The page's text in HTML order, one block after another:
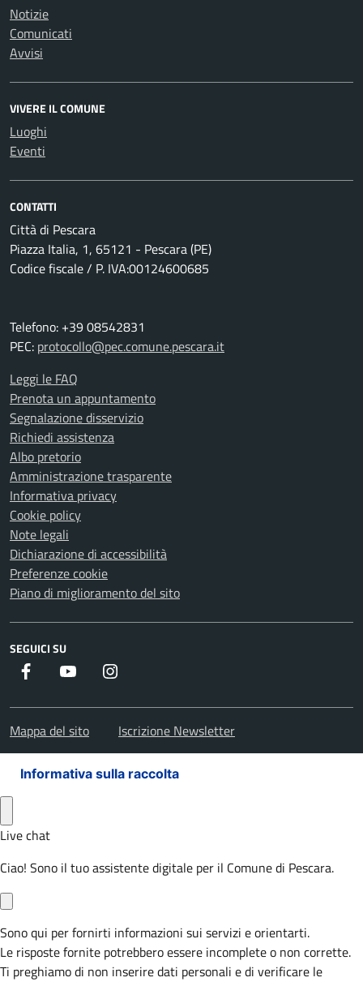
Notizie
Comunicati
Avvisi
VIVERE IL COMUNE
Luoghi
Eventi
CONTATTI
Città di Pescara
Piazza Italia, 1, 65121 - Pescara (PE)
Codice fiscale / P. IVA:00124600685
Telefono: +39 08542831
PEC: protocollo@pec.comune.pescara.it
Leggi le FAQ
Prenota un appuntamento
Segnalazione disservizio
Richiedi assistenza
Albo pretorio
Amministrazione trasparente
Informativa privacy
Cookie policy
Note legali
Dichiarazione di accessibilità
Preferenze cookie
Piano di miglioramento del sito
SEGUICI SU
Facebook Youtube
Mappa del sito Iscrizione Newsletter
Informativa sulla raccolta